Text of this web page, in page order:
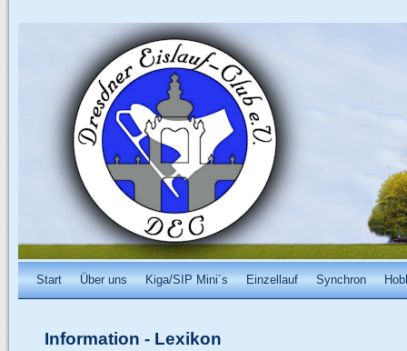
Start Über uns Kiga/SIP Mini´s Einzellauf Synchron
Information - Lexikon